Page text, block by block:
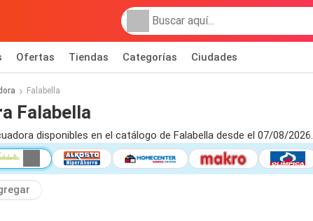
Ofertas Tiendas Categorías Ciudades
Falabella
Falabella
disponibles en el catálogo de Falabella desde el 07/08/2026.